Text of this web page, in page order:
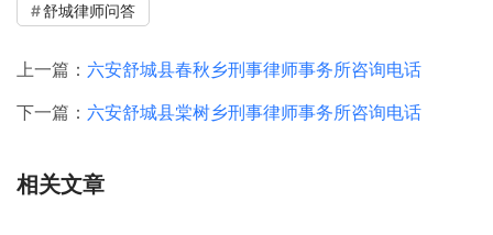
舒城律师问答
上一篇： 六安舒城县春秋乡刑事律师事务所咨询电话
下一篇： 六安舒城县棠树乡刑事律师事务所咨询电话
相关文章